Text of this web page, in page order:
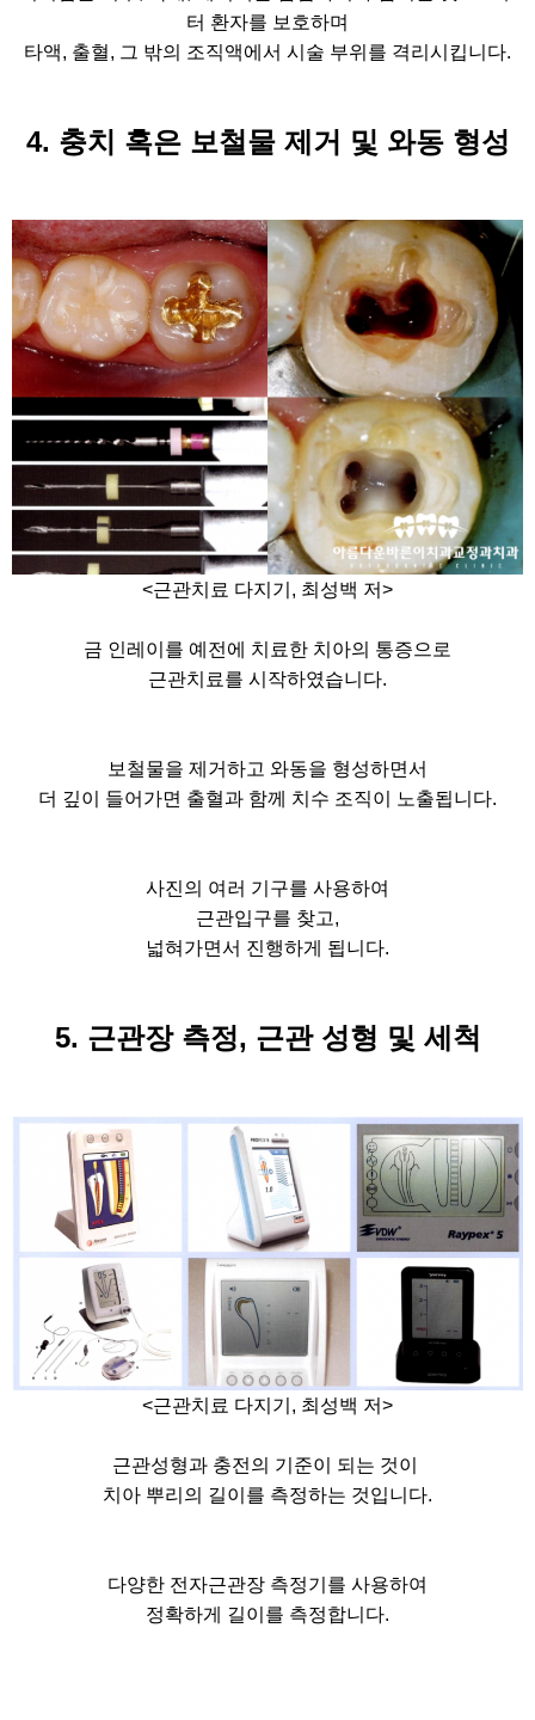
터 환자를 보호하며
​타액, 출혈, 그 밖의 조직액에서 시술 부위를 격리시킵니다.
4. 충치 혹은 보철물 제거 및 와동 형성
<근관치료 다지기, 최성백 저>
금 인레이를 예전에 치료한 치아의 통증으로
근관치료를 시작하였습니다.
보철물을 제거하고 와동을 형성하면서
더 깊이 들어가면 출혈과 함께 치수 조직이 노출됩니다.
사진의 여러 기구를 사용하여
근관입구를 찾고,
넓혀가면서 진행하게 됩니다.
5. 근관장 측정, 근관 성형 및 세척
<근관치료 다지기, 최성백 저>
​근관성형과 충전의 기준이 되는 것이
치아 뿌리의 길이를 측정하는 것입니다.
다양한 전자근관장 측정기를 사용하여
정확하게 길이를 측정합니다.